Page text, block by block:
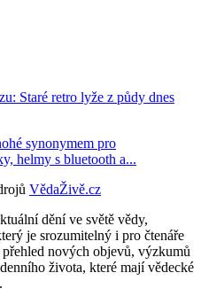
Staré retro lyže z půdy dnes
synonymem pro
helmy s bluetooth a...
VědaŽivě.cz
dění ve světě vědy,
je srozumitelný i pro čtenáře
nových objevů, výzkumů
života, které mají vědecké